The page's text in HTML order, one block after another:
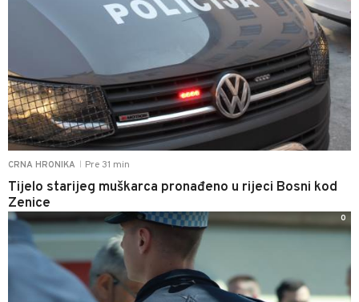
CRNA HRONIKA Pre 31 min
Tijelo starijeg muškarca pronađeno u rijeci Bosni kod
Zenice
0